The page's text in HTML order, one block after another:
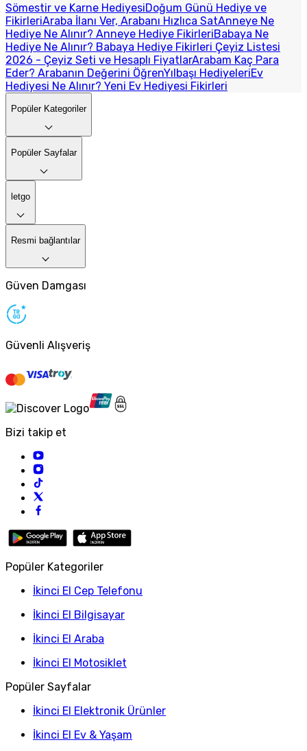
Sömestir ve Karne HediyesiDoğum Günü Hediye ve
FikirleriAraba İlanı Ver, Arabanı Hızlıca SatAnneye Ne
Hediye Ne Alınır? Anneye Hediye FikirleriBabaya Ne
Hediye Ne Alınır? Babaya Hediye Fikirleri Çeyiz Listesi
2026 - Çeyiz Seti ve Hesaplı FiyatlarArabam Kaç Para
Eder? Arabanın Değerini ÖğrenYılbaşı HediyeleriEv
Hediyesi Ne Alınır? Yeni Ev Hediyesi Fikirleri
Popüler Kategoriler
Popüler Sayfalar
letgo
Resmi bağlantılar
Güven Damgası
Güvenli Alışveriş
Bizi takip et
Popüler Kategoriler
İkinci El Cep Telefonu
İkinci El Bilgisayar
İkinci El Araba
İkinci El Motosiklet
Popüler Sayfalar
İkinci El Elektronik Ürünler
İkinci El Ev & Yaşam